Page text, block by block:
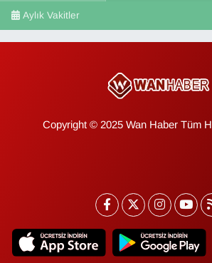
Aylık Vakitler
Copyright © 2025 Wan Haber Tüm